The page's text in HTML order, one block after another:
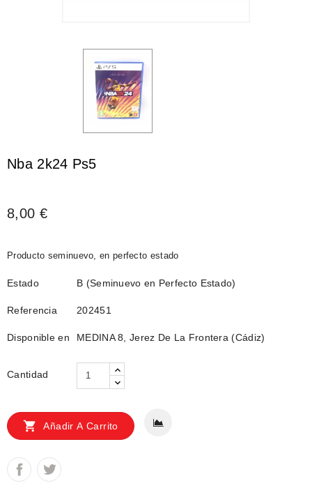
Nba 2k24 Ps5
8,00 €
Producto seminuevo, en perfecto estado
Estado B (Seminuevo en Perfecto Estado)
Referencia 202451
Disponible en MEDINA 8, Jerez De La Frontera (Cádiz)
Cantidad
 Añadir A Carrito